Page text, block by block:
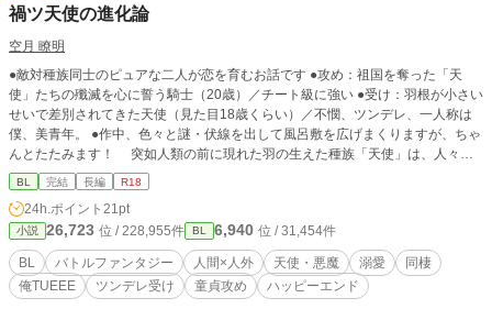
禍ツ天使の進化論
空月 瞭明
●敵対種族同士のピュアな二人が恋を育むお話です ●攻め：祖国を奪った「天
使」たちの殲滅を心に誓う騎士（20歳）／チート級に強い ●受け：羽根が小さい
せいで差別されてきた天使（見た目18歳くらい）／不憫、ツンデレ、一人称は
僕、美青年。 ●作中、色々と謎・伏線を出して風呂敷を広げまくりますが、ちゃ
んとたたみます！ 突如人類の前に現れた羽の生えた種族「天使」は、人々を
無差別に虐殺し、一つの王国を制圧した。 王国の遺民であるアレスは、唯一
彼らの攻撃でも死ななかった最強の騎士。 アレスは天使を殲滅し、王国を奪
還することを心に誓う。 アレスは任務中に、天使の青年レリエルに出会う。
レリエルは「矮小羽」の奇形のため差別されて生きてきた孤独な青年だった。
敵対種族同士の二人は成り行きで行動を共にすることとなり…。 ・序盤シリ
アスだんだんラブコメ、全体的には中二病バトルファンタジー ・受けがかわい
そうな目に遭うシーンがあります。苦手な方はご注意ください ・少年漫画風を
BL 完結 長編 R18
24h.ポイント 21pt
小説 26,723 位 / 228,955件 BL 6,940 位 / 31,454件
BL バトルファンタジー 人間×人外 天使・悪魔 溺愛
同棲
俺TUEEE
ツンデレ受け 童貞攻め ハッピーエンド